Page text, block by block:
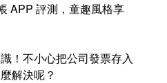
APP 評測，童趣風格享
！不小心把公司發票存入
解決呢？